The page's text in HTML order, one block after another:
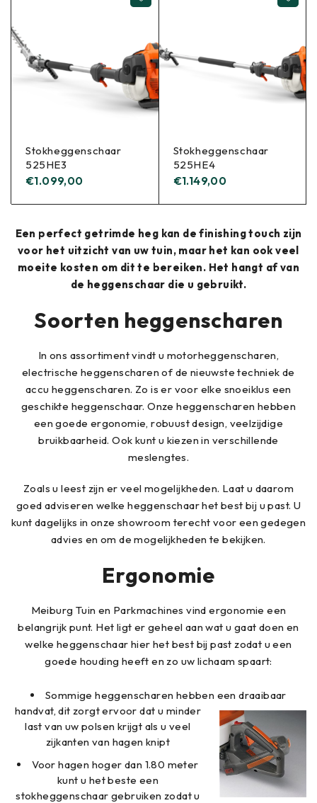
Stokheggenschaar
525HE3
€1.099,00
Stokheggenschaar
525HE4
€1.149,00
Een perfect getrimde heg kan de finishing touch zijn
voor het uitzicht van uw tuin, maar het kan ook veel
moeite kosten om dit te bereiken. Het hangt af van
de heggenschaar die u gebruikt.
Soorten heggenscharen
In ons assortiment vindt u motorheggenscharen,
electrische heggenscharen of de nieuwste techniek de
accu heggenscharen. Zo is er voor elke snoeiklus een
geschikte heggenschaar. Onze heggenscharen hebben
een goede ergonomie, robuust design, veelzijdige
bruikbaarheid. Ook kunt u kiezen in verschillende
meslengtes.
Zoals u leest zijn er veel mogelijkheden. Laat u daarom
goed adviseren welke heggenschaar het best bij u past. U
kunt dagelijks in onze showroom terecht voor een gedegen
advies en om de mogelijkheden te bekijken.
Ergonomie
Meiburg Tuin en Parkmachines vind ergonomie een
belangrijk punt. Het ligt er geheel aan wat u gaat doen en
welke heggenschaar hier het best bij past zodat u een
goede houding heeft en zo uw lichaam spaart:
Sommige heggenscharen hebben een draaibaar
handvat, dit zorgt ervoor dat u minder
last van uw polsen krijgt als u veel
zijkanten van hagen knipt
Voor hagen hoger dan 1.80 meter
kunt u het beste een
stokheggenschaar gebruiken zodat u